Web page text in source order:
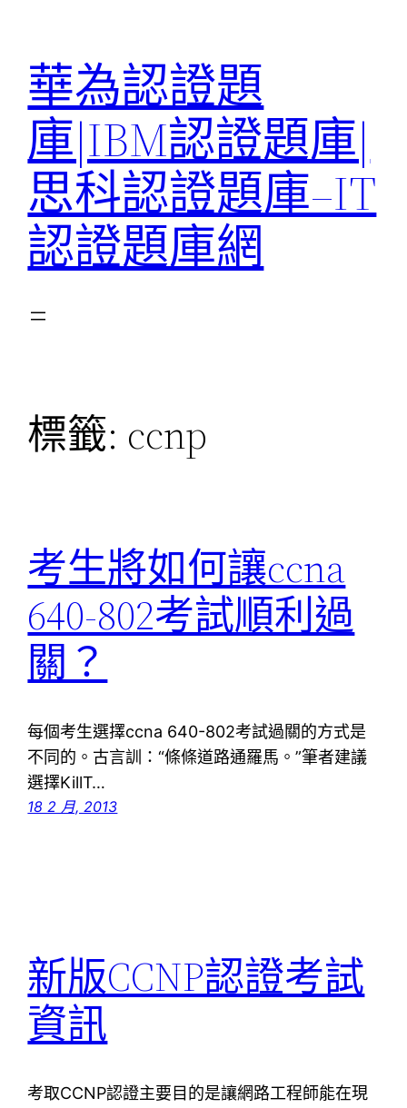
華為認證題
庫|IBM認證題庫|
思科認證題庫–IT
認證題庫網
標籤: ccnp
考生將如何讓ccna
640-802考試順利過
關？
每個考生選擇ccna 640-802考試過關的方式是
不同的。古言訓：“條條道路通羅馬。”筆者建議
選擇KillT…
18 2 月, 2013
新版CCNP認證考試
資訊
考取CCNP認證主要目的是讓網路工程師能在現